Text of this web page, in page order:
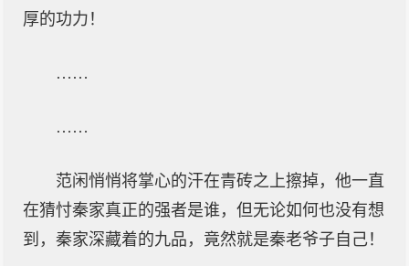
厚的功力！
……
……
范闲悄悄将掌心的汗在青砖之上擦掉，他一直
在猜忖秦家真正的强者是谁，但无论如何也没有想
到，秦家深藏着的九品，竟然就是秦老爷子自己！